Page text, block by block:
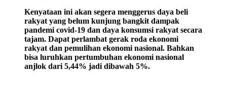
Kenyataan ini akan segera menggerus daya beli
rakyat yang belum kunjung bangkit dampak
pandemi covid-19 dan daya konsumsi rakyat secara
tajam. Dapat perlambat gerak roda ekonomi
rakyat dan pemulihan ekonomi nasional. Bahkan
bisa luruhkan pertumbuhan ekonomi nasional
anjlok dari 5,44% jadi dibawah 5%.